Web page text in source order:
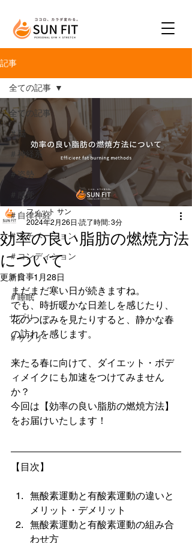
記事
全ての記事
＃脳
＃神経系
＃姿勢
＃感覚
＃自律神経
＃モチベーション
＃コンディション
＃食事
＃睡眠
サプリ
＃サプリ
全ての記事
効率の良い脂肪の燃焼方法
について
フィット サン
2024年2月26日 読了時間: 3分
更新日：1月28日
まだまだ寒い日が続きますね。
でも、時折暖かな日差しを感じたり、
花のつぼみを見たりすると、静かな春
の訪れを感じます。
来たる春に向けて、ダイエット・ボデ
ィメイクにも加速をつけてみません
か？
今回は【効率の良い脂肪の燃焼方法】
をお届けいたします！
【目次】
無酸素運動と有酸素運動の違いと
メリット・デメリット
無酸素運動と有酸素運動の組み合
わせ方